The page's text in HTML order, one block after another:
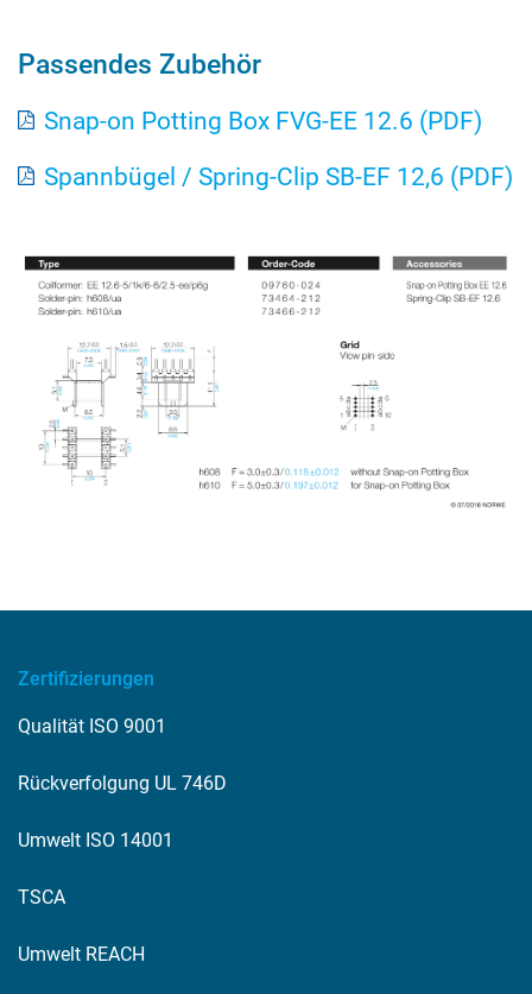
Passendes Zubehör
Snap-on Potting Box FVG-EE 12.6 (PDF)
Spannbügel / Spring-Clip SB-EF 12,6 (PDF)
Zertifizierungen
Qualität ISO 9001
Rückverfolgung UL 746D
Umwelt ISO 14001
TSCA
Umwelt REACH